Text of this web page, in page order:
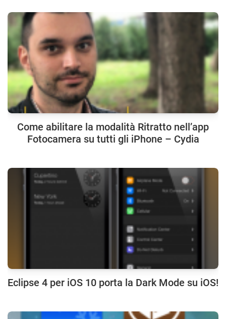
Come abilitare la modalità Ritratto nell’app
Fotocamera su tutti gli iPhone – Cydia
Eclipse 4 per iOS 10 porta la Dark Mode su iOS!